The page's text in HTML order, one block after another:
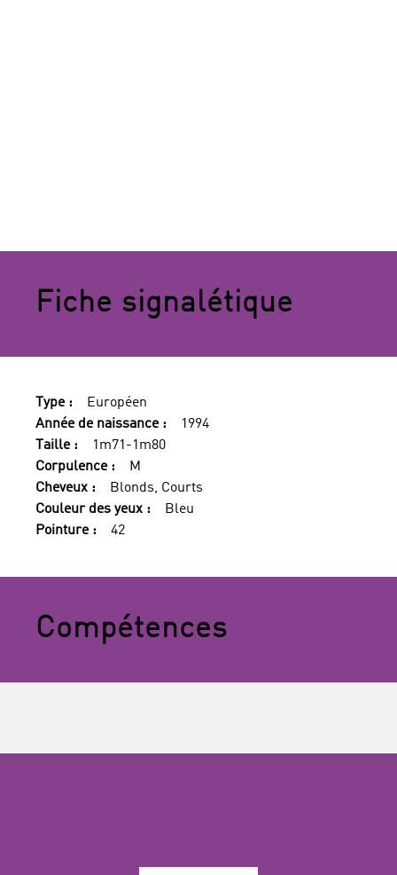
Fiche signalétique
Type :
Européen
Année de naissance :
1994
Taille :
1m71-1m80
Corpulence :
M
Cheveux :
Blonds, Courts
Couleur des yeux :
Bleu
Pointure :
42
Compétences